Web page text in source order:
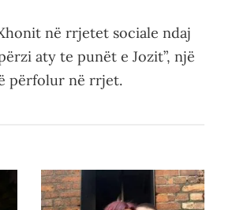
në rrjetet sociale ndaj
aty te punët e Jozit”, një
përfolur në rrjet.